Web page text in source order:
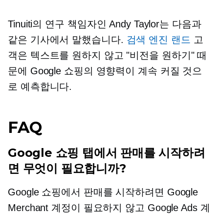
Tinuiti의 연구 책임자인 Andy Taylor는 다음과
같은 기사에서 말했습니다. 검색 엔진 랜드 고
객은 텍스트를 원하지 않고 "비전을 원하기" 때
문에 Google 쇼핑의 영향력이 계속 커질 것으
로 예측합니다.
FAQ
Google 쇼핑 탭에서 판매를 시작하려
면 무엇이 필요합니까?
Google 쇼핑에서 판매를 시작하려면 Google
Merchant 계정이 필요하지 않고 Google Ads 계